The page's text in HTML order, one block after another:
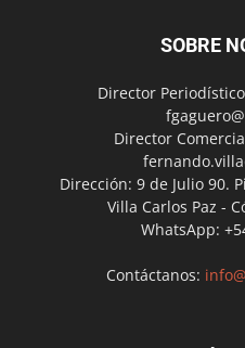
SOBRE
Director
Director
Dirección: 9 de Julio 90.
Villa Carlos Paz -
WhatsApp:
Contáctanos: